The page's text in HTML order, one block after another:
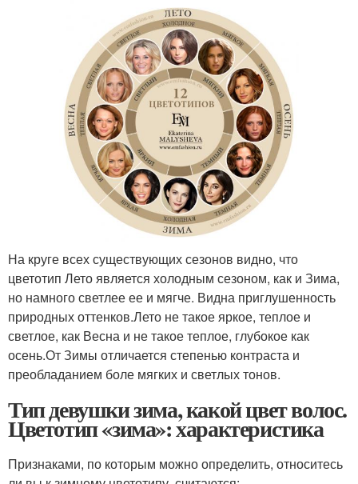
На круге всех существующих сезонов видно, что
цветотип Лето является холодным сезоном, как и Зима,
но намного светлее ее и мягче. Видна приглушенность
природных оттенков.Лето не такое яркое, теплое и
светлое, как Весна и не такое теплое, глубокое как
осень.От Зимы отличается степенью контраста и
преобладанием боле мягких и светлых тонов.
Тип девушки зима, какой цвет волос.
Цветотип «зима»: характеристика
Признаками, по которым можно определить, относитесь